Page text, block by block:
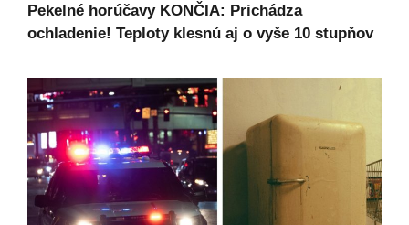
Pekelné horúčavy KONČIA: Prichádza
ochladenie! Teploty klesnú aj o vyše 10 stupňov